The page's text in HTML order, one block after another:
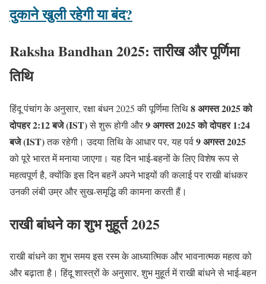
दुकाने खुली रहेगी या बंद?
Raksha Bandhan 2025: तारीख और पूर्णिमा
तिथि
हिंदू पंचांग के अनुसार, रक्षा बंधन 2025 की पूर्णिमा तिथि8 अगस्त 2025 को
दोपहर 2:12 बजे (IST)से शुरू होगी और9 अगस्त 2025 को दोपहर 1:24
बजे (IST)तक रहेगी। उदया तिथि के आधार पर, यह पर्व9 अगस्त 2025
को पूरे भारत में मनाया जाएगा। यह दिन भाई-बहनों के लिए विशेष रूप से
महत्वपूर्ण है, क्योंकि इस दिन बहनें अपने भाइयों की कलाई पर राखी बांधकर
उनकी लंबी उम्र और सुख-समृद्धि की कामना करती हैं।
राखी बांधने का शुभ मुहूर्त 2025
राखी बांधने का शुभ समय इस रस्म के आध्यात्मिक और भावनात्मक महत्व को
और बढ़ाता है। हिंदू शास्त्रों के अनुसार, शुभ मुहूर्त में राखी बांधने से भाई-बहन